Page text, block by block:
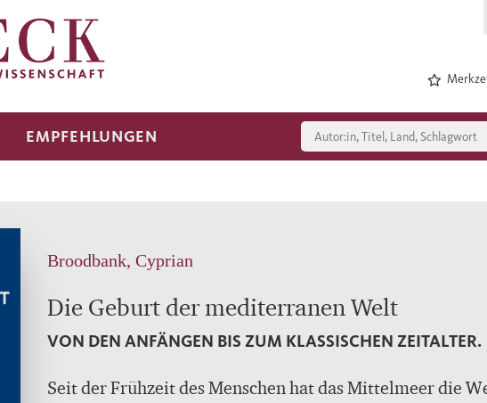
EMPFEHLUNGEN
Broodbank, Cyprian
Die Geburt der mediterranen Welt
VON DEN ANFÄNGEN BIS ZUM KLASSISCHEN ZEITALTER.
Seit der Frühzeit des Menschen hat das Mittelmeer die